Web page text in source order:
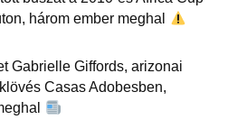
három ember meghal
Gabrielle Giffords, arizonai
Casas Adobesben,